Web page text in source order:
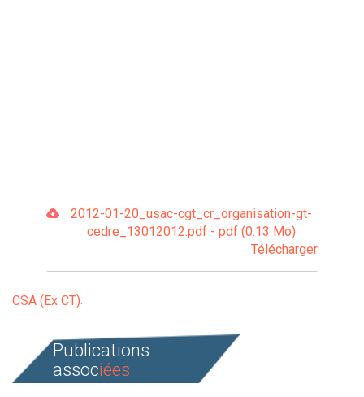
2012-01-20_usac-cgt_cr_organisation-gt-
cedre_13012012.pdf - pdf (0.13 Mo)
Télécharger
CSA (Ex CT)
Publications
associées